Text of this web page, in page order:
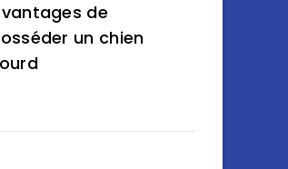
de
un chien